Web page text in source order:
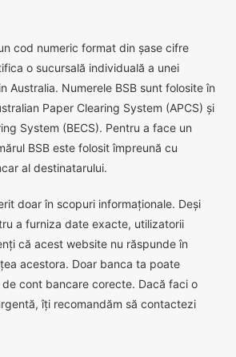
cod numeric format din șase cifre
o sucursală individuală a unei
Australia. Numerele BSB sunt folosite în
Paper Clearing System (APCS) și
System (BECS). Pentru a face un
BSB este folosit împreună cu
al destinatarului.
doar în scopuri informaționale. Deși
a furniza date exacte, utilizatorii
că acest website nu răspunde în
acestora. Doar banca ta poate
cont bancare corecte. Dacă faci o
îți recomandăm să contactezi